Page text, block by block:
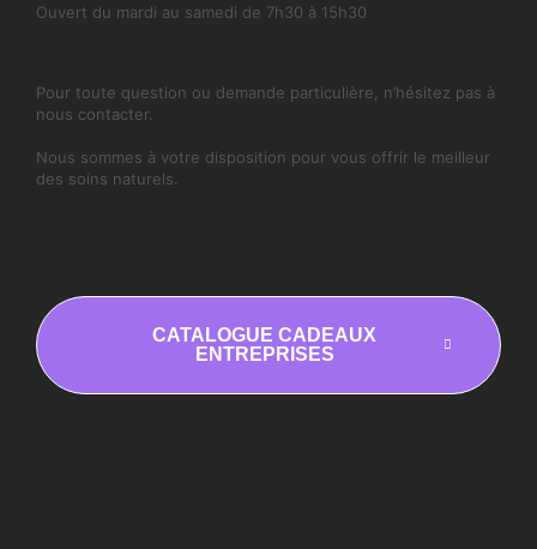
Ouvert du mardi au samedi de 7h30 à 15h30
Pour toute question ou demande particulière, n’hésitez pas à
nous contacter.
Nous sommes à votre disposition pour vous offrir le meilleur
des soins naturels.
CATALOGUE CADEAUX
ENTREPRISES